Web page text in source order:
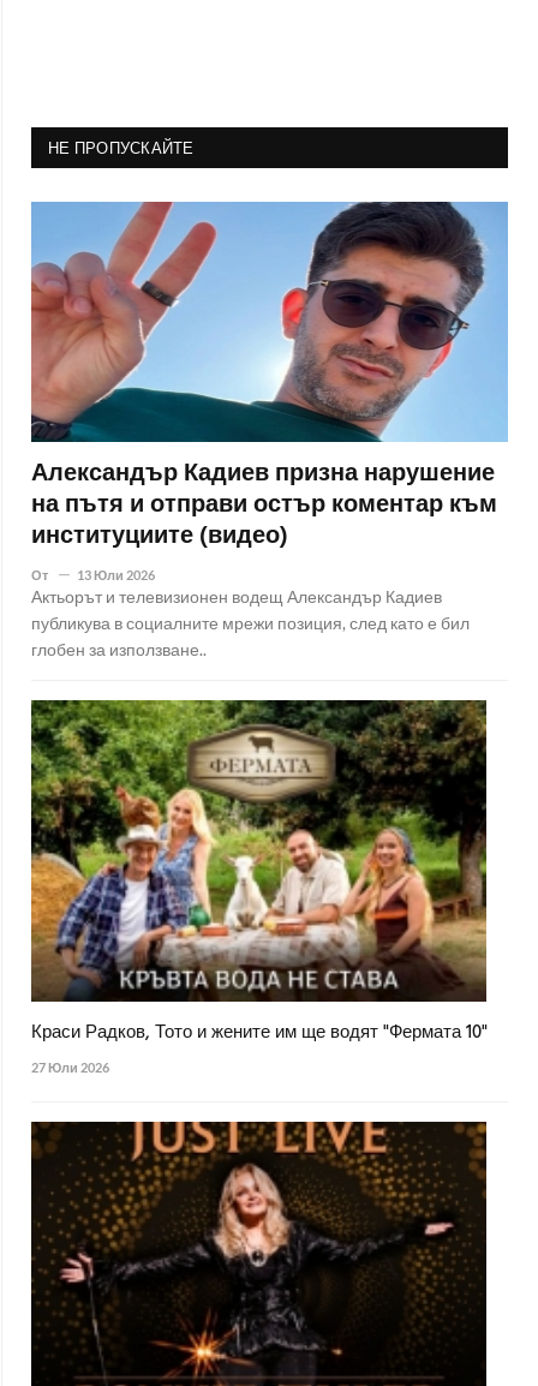
НЕ ПРОПУСКАЙТЕ
Александър Кадиев призна нарушение
на пътя и отправи остър коментар към
институциите (видео)
От 13 Юли 2026
Актьорът и телевизионен водещ Александър Кадиев
публикува в социалните мрежи позиция, след като е бил
глобен за използване..
Краси Радков, Тото и жените им ще водят "Фермата 10"
27 Юли 2026